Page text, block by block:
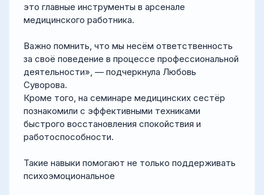
это главные инструменты в арсенале
медицинского работника.
Важно помнить, что мы несём ответственность
за своё поведение в процессе профессиональной
деятельности», — подчеркнула Любовь
Суворова.
Кроме того, на семинаре медицинских сестёр
познакомили с эффективными техниками
быстрого восстановления спокойствия и
работоспособности.
Такие навыки помогают не только поддерживать
психоэмоциональное